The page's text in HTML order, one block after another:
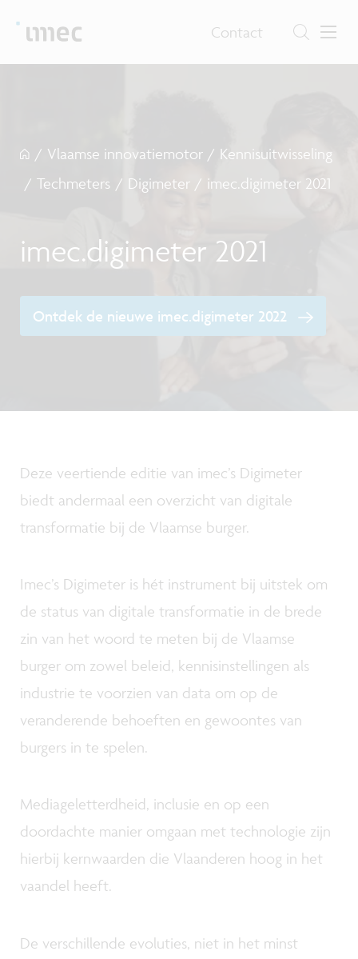
Contact
/ Vlaamse innovatiemotor / Kennisuitwisseling
/ Techmeters / Digimeter / imec.digimeter 2021
imec.digimeter 2021
Ontdek de nieuwe imec.digimeter 2022
Deze veertiende editie van imec’s Digimeter
biedt andermaal een overzicht van digitale
transformatie bij de Vlaamse burger.
Imec’s Digimeter is hét instrument bij uitstek om
de status van digitale transformatie in de brede
zin van het woord te meten bij de Vlaamse
burger om zowel beleid, kennisinstellingen als
industrie te voorzien van data om op de
veranderende behoeften en gewoontes van
burgers in te spelen.
Mediageletterdheid, inclusie en op een
doordachte manier omgaan met technologie zijn
hierbij kernwaarden die Vlaanderen hoog in het
vaandel heeft.
De verschillende evoluties, niet in het minst